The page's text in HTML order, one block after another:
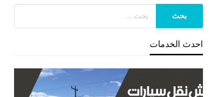
احدث الخدمات